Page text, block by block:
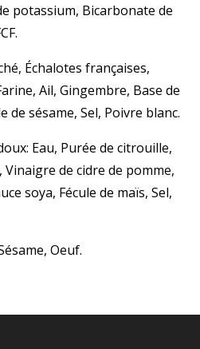
potassium, Bicarbonate de
Échalotes françaises,
Ail, Gingembre, Base de
de sésame, Sel, Poivre blanc.
Eau, Purée de citrouille,
de cidre de pomme,
soya, Fécule de maïs, Sel,
Oeuf.